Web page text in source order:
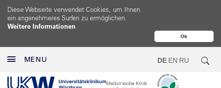
Ok
Diese Webseite verwendet Cookies, um Ihnen
ein angenehmeres Surfen zu ermöglichen.
Weitere Informationen
MENU DE EN RU